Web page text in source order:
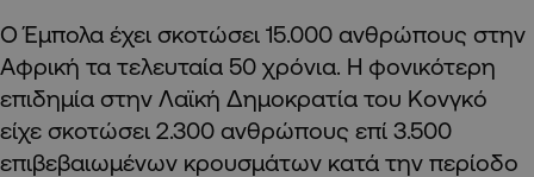
Ο Έμπολα έχει σκοτώσει 15.000 ανθρώπους στην
Αφρική τα τελευταία 50 χρόνια. Η φονικότερη
επιδημία στην Λαϊκή Δημοκρατία του Κονγκό
είχε σκοτώσει 2.300 ανθρώπους επί 3.500
επιβεβαιωμένων κρουσμάτων κατά την περίοδο